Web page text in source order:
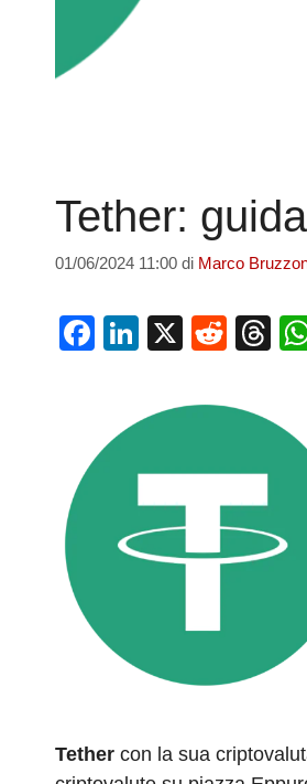
Tether:
01/06/2024 11:00 di Marco
F
e
Li
k
dI
n
X
R
d
t
T
a
Tether con la sua